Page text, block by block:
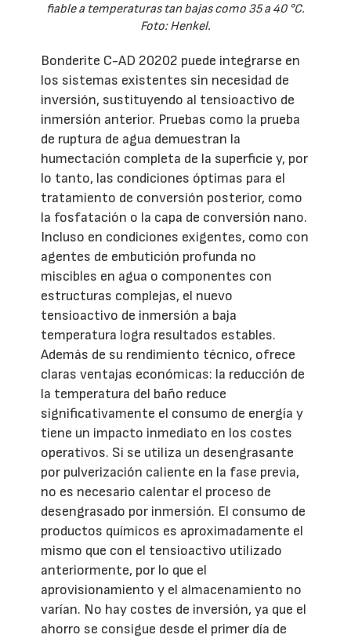
fiable a temperaturas tan bajas como 35 a 40 °C.
Foto: Henkel.
Bonderite C-AD 20202 puede integrarse en
los sistemas existentes sin necesidad de
inversión, sustituyendo al tensioactivo de
inmersión anterior. Pruebas como la prueba
de ruptura de agua demuestran la
humectación completa de la superficie y, por
lo tanto, las condiciones óptimas para el
tratamiento de conversión posterior, como
la fosfatación o la capa de conversión nano.
Incluso en condiciones exigentes, como con
agentes de embutición profunda no
miscibles en agua o componentes con
estructuras complejas, el nuevo
tensioactivo de inmersión a baja
temperatura logra resultados estables.
Además de su rendimiento técnico, ofrece
claras ventajas económicas: la reducción de
la temperatura del baño reduce
significativamente el consumo de energía y
tiene un impacto inmediato en los costes
operativos. Si se utiliza un desengrasante
por pulverización caliente en la fase previa,
no es necesario calentar el proceso de
desengrasado por inmersión. El consumo de
productos químicos es aproximadamente el
mismo que con el tensioactivo utilizado
anteriormente, por lo que el
aprovisionamiento y el almacenamiento no
varían. No hay costes de inversión, ya que el
ahorro se consigue desde el primer día de